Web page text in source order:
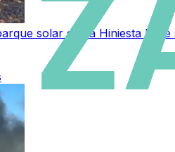
solar de La Hiniesta